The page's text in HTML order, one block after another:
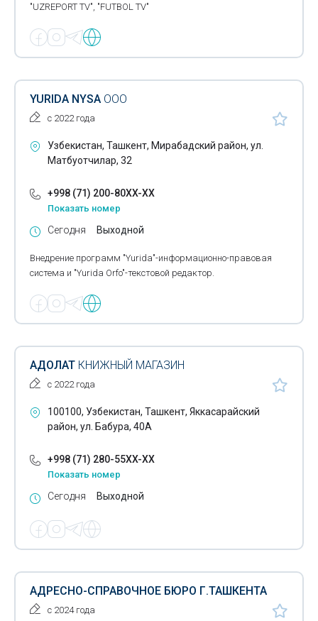
"UZREPORT TV", "FUTBOL TV"
YURIDA NYSA ООО
с 2022 года
Узбекистан, Ташкент, Мирабадский район, ул.
Матбуотчилар, 32
+998 (71) 200-80XX-XX
Показать номер
Сегодня Выходной
Внедрение программ "Yurida"-информационно-правовая
система и "Yurida Orfo"-текстовой редактор.
АДОЛАТ КНИЖНЫЙ МАГАЗИН
с 2022 года
100100, Узбекистан, Ташкент, Яккасарайский
район, ул. Бабура, 40А
+998 (71) 280-55XX-XX
Показать номер
Сегодня Выходной
АДРЕСНО-СПРАВОЧНОЕ БЮРО Г.ТАШКЕНТА
с 2024 года